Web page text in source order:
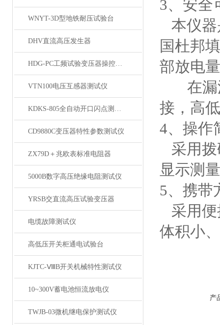
WNYT-3D型地铁耐压试验台
DHV直流高压发生器
HDG-PC工频试验变压器操控装置
VTN100电压互感器测试仪
KDKS-805全自动开口闪点测定仪
CD9880C变压器特性参数测试仪
ZX79D＋兆欧表标准电阻器
5000B数字高压绝缘电阻测试仪
YRSB交直流高压试验变压器
电缆故障测试仪
高低压开关柜通电试验台
KJTC-ⅧB开关机械特性测试仪
10~300V蓄电池恒流放电仪
TWJB-03微机继电保护测试仪
3、安全
本仪器
国杜邦
部放电
在漏
接，高
4、操作
采用拨
显示测
5、携带
采用便
体积小
产